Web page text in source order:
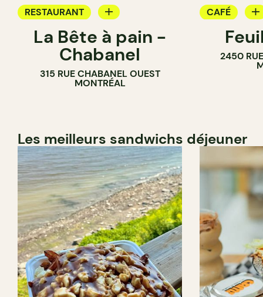
RESTAURANT
CAFÉ
PÂTISSERIE
BOULANGERIE
La Bête à pain -
Chabanel
315 RUE CHABANEL OUEST
MONTRÉAL
CAFÉ
PÂTISSERIE
2450
Les meilleurs sandwichs déjeuner